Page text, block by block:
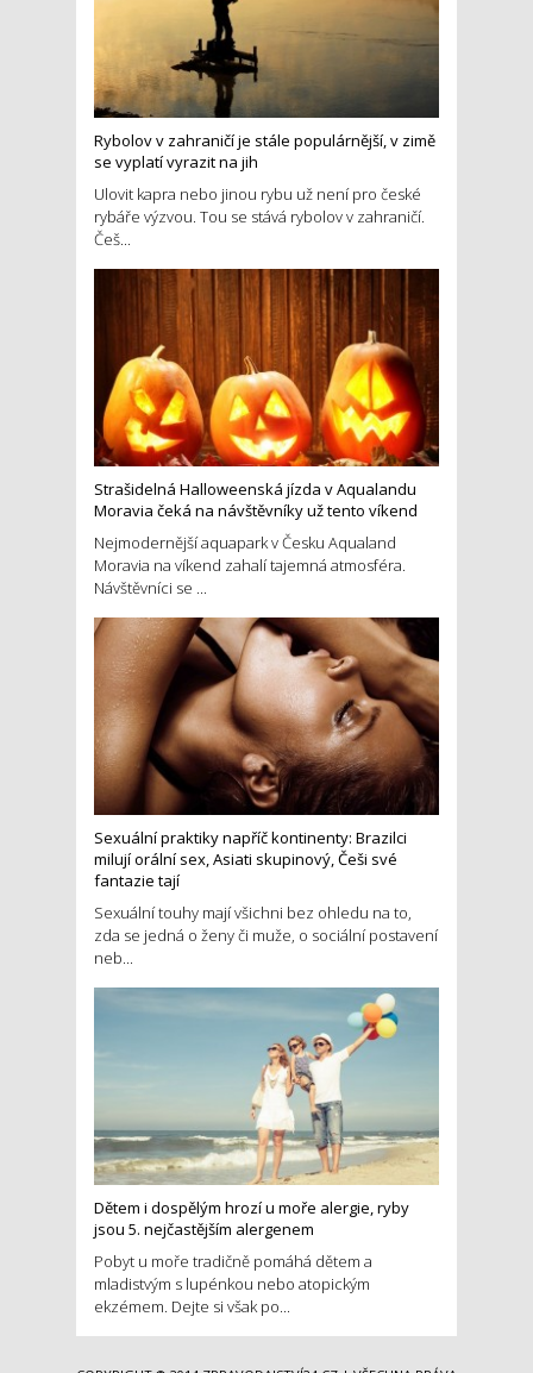
Rybolov v zahraničí je stále populárnější, v zimě
se vyplatí vyrazit na jih
Ulovit kapra nebo jinou rybu už není pro české
rybáře výzvou. Tou se stává rybolov v zahraničí.
Češ...
Strašidelná Halloweenská jízda v Aqualandu
Moravia čeká na návštěvníky už tento víkend
Nejmodernější aquapark v Česku Aqualand
Moravia na víkend zahalí tajemná atmosféra.
Návštěvníci se ...
Sexuální praktiky napříč kontinenty: Brazilci
milují orální sex, Asiati skupinový, Češi své
fantazie tají
Sexuální touhy mají všichni bez ohledu na to,
zda se jedná o ženy či muže, o sociální postavení
neb...
Dětem i dospělým hrozí u moře alergie, ryby
jsou 5. nejčastějším alergenem
Pobyt u moře tradičně pomáhá dětem a
mladistvým s lupénkou nebo atopickým
ekzémem. Dejte si však po...